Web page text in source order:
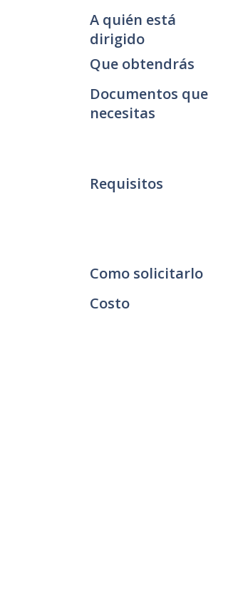
A quién está
dirigido
Que obtendrás
Documentos que
necesitas
Requisitos
Como solicitarlo
Costo